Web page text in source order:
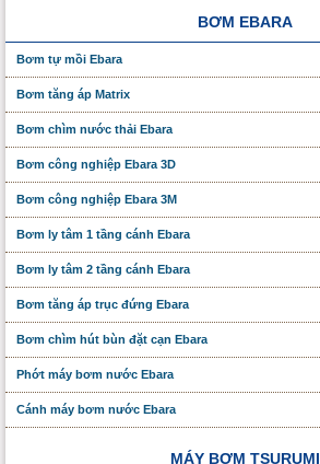
BƠM EBARA
Bơm tự mồi Ebara
Bơm tăng áp Matrix
Bơm chìm nước thải Ebara
Bơm công nghiệp Ebara 3D
Bơm công nghiệp Ebara 3M
Bơm ly tâm 1 tầng cánh Ebara
Bơm ly tâm 2 tầng cánh Ebara
Bơm tăng áp trục đứng Ebara
Bơm chìm hút bùn đặt cạn Ebara
Phớt máy bơm nước Ebara
Cánh máy bơm nước Ebara
MÁY BƠM TSURUMI